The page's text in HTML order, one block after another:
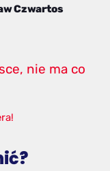
Czwartos
nie ma co